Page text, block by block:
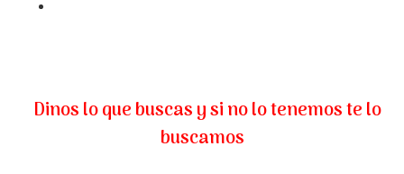
Dinos lo que buscas y si no lo tenemos te lo
buscamos